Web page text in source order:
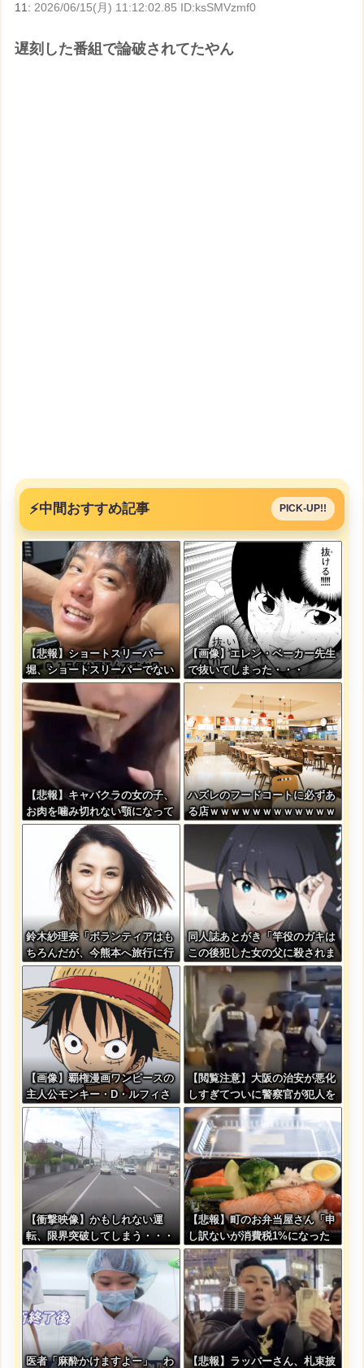
11:2026/06/15(月) 11:12:02.85 ID:ksSMVzmf0
遅刻した番組で論破されてたやん
⚡中間おすすめ記事 PICK-UP!!
【悲報】ショートスリーパー
堀、ショートスリーパーでない
事がバレてしまう
【画像】エレン・ベーカー先生
で抜いてしまった・・・
【悲報】キャバクラの女の子、
お肉を噛み切れない顎になって
しまう・・・
ハズレのフードコートに必ずあ
る店ｗｗｗｗｗｗｗｗｗｗｗｗ
鈴木紗理奈「ボランティアはも
ちろんだが、今熊本へ旅行に行
くことも支援になる」
同人誌あとがき「竿役のガキは
この後犯した女の父に殺されま
す」
【画像】覇権漫画ワンピースの
主人公モンキー・D・ルフィさ
ん、変わり果てた姿で発見され
る・・・
【閲覧注意】大阪の治安が悪化
しすぎてついに警察官が犯人を
銃殺。いよいよアメリカみたい
になってきたな
【衝撃映像】かもしれない運
転、限界突破してしまう・・・
【悲報】町のお弁当屋さん「申
し訳ないが消費税1%になった
らその分商品代を値上げする
わ」
医者「麻酔かけますよー」 わ
【悲報】ラッパーさん、札束披